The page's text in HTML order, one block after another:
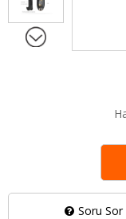
Soru Sor